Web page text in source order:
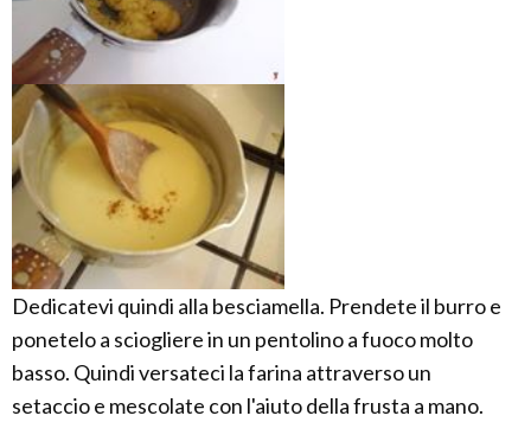
Dedicatevi quindi alla besciamella. Prendete il burro e
ponetelo a sciogliere in un pentolino a fuoco molto
basso. Quindi versateci la farina attraverso un
setaccio e mescolate con l'aiuto della frusta a mano.